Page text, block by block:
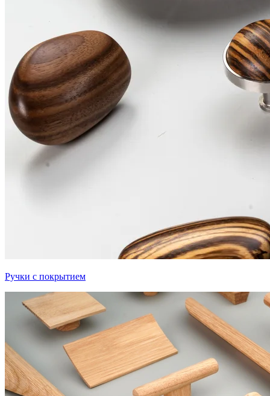
Ручки с покрытием